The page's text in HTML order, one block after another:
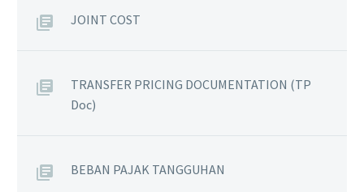
JOINT COST
TRANSFER PRICING DOCUMENTATION (TP
Doc)
BEBAN PAJAK TANGGUHAN